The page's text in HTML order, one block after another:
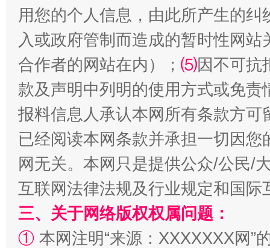
全民健身五年计划来了！等你上场
用您的个人信息，由此所产生的纠
入或政府管制而造成的暂时性网
合作者的网站在内）； ⑸因不可抗
款及声明中列明的使用方式或免责
报料信息人承认本网所有条款方
已经阅读本网条款并承担一切因
网无关。本网只是提供公众/公民/
互联网法律法规及行业规定和国
三、关于网络版权权属问题：
① 本网注明“来源：XXXXXXX网”